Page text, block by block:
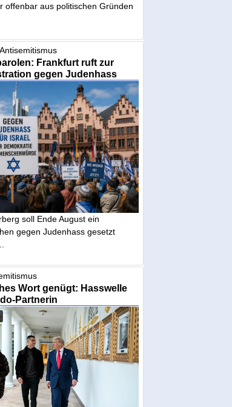
offenbar aus politischen Gründen
Frankfurt ruft zur
gegen Judenhass
soll Ende August ein
gegen Judenhass gesetzt
Wort genügt: Hasswelle
Partnerin